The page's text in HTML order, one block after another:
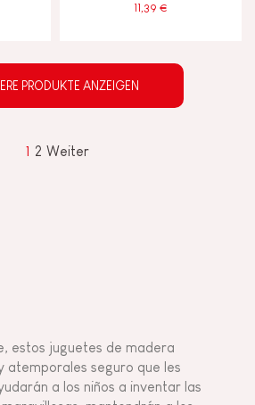
11,39 €
PRODUKTE ANZEIGEN
1 2 Weiter
estos juguetes de madera
atemporales seguro que les
a los niños a inventar las